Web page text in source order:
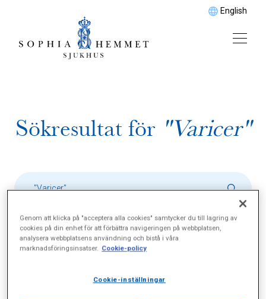
English
Sökresultat för "Varicer"
Genom att klicka på "acceptera alla cookies" samtycker du till lagring av
cookies på din enhet för att förbättra navigeringen på webbplatsen,
analysera webbplatsens användning och bistå i våra
marknadsföringsinsatser. Cookie-policy
Cookie-inställningar